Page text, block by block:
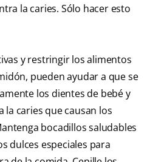
la caries. Sólo hacer esto
y restringir los alimentos
pueden ayudar a que se
los dientes de bebé y
la caries que causan los
bocadillos saludables
dulces especiales para